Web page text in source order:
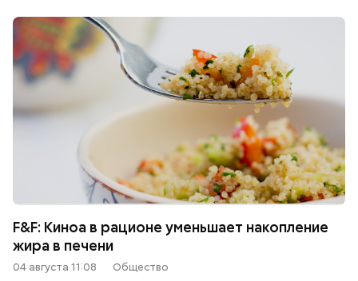
F&F: Киноа в рационе уменьшает накопление
жира в печени
04 августа 11:08 Общество